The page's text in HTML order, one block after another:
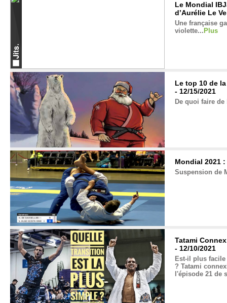
Le Mondial
d’Aurélie Le
Une française
violette... Plus
Le top 10 de
- 12/15/2021
De quoi faire de
Mondial 2021 :
Suspension de
Tatami
- 12/10/2021
Est-il plus
? Tatami
l'épisode 21 de